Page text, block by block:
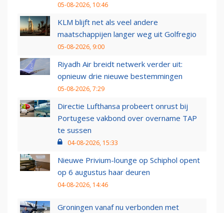
05-08-2026, 10:46
KLM blijft net als veel andere
maatschappijen langer weg uit Golfregio
05-08-2026, 9:00
Riyadh Air breidt netwerk verder uit:
opnieuw drie nieuwe bestemmingen
05-08-2026, 7:29
Directie Lufthansa probeert onrust bij
Portugese vakbond over overname TAP
te sussen
04-08-2026, 15:33
Nieuwe Privium-lounge op Schiphol opent
op 6 augustus haar deuren
04-08-2026, 14:46
Groningen vanaf nu verbonden met